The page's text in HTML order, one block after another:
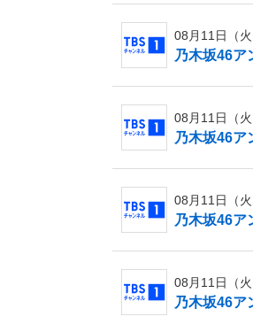
08月11日（
乃木坂46ア
08月11日（
乃木坂46ア
08月11日（
乃木坂46ア
08月11日（
乃木坂46ア